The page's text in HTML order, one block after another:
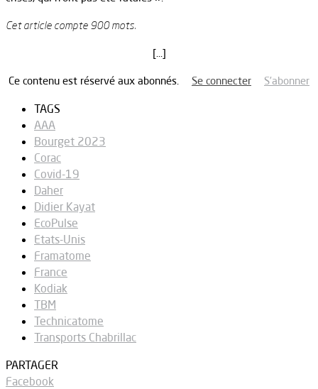
Cet article compte 900 mots.
[…]
Ce contenu est réservé aux abonnés. Se connecter S’abonner
TAGS
AAA
Bourget 2023
Corac
Covid-19
Daher
Didier Kayat
EcoPulse
Etats-Unis
Framatome
France
Kodiak
TBM
Technicatome
Transports Chabrillac
PARTAGER
Facebook